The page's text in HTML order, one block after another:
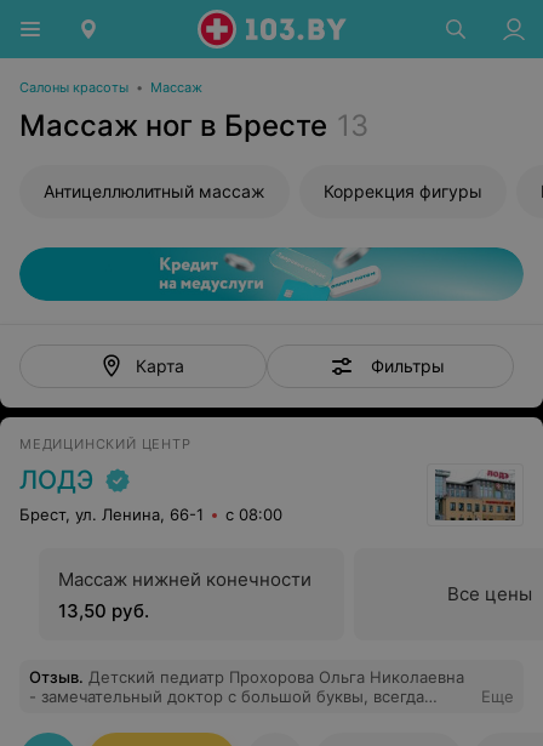
Салоны красоты • Массаж
Массаж ног в Бресте 13
Антицеллюлитный массаж Коррекция фигуры
Карта Фильтры
МЕДИЦИНСКИЙ ЦЕНТР
ЛОДЭ
Брест, ул. Ленина, 66-1 с 08:00
Массаж нижней конечности
13,50 руб.
Все цены
Отзыв. Детский педиатр Прохорова Ольга Николаевна
- замечательный доктор с большой буквы, всегда
успокоит
Еще